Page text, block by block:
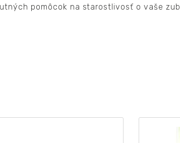
pomôcok na starostlivosť o vaše